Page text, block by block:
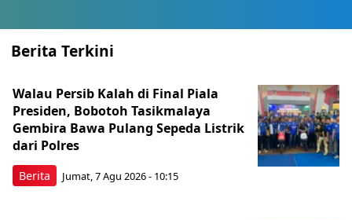
Berita Terkini
Berita
Walau Persib Kalah di Final Piala
Presiden, Bobotoh Tasikmalaya
Gembira Bawa Pulang Sepeda Listrik
dari Polres
Jumat, 7 Agu 2026 - 10:15